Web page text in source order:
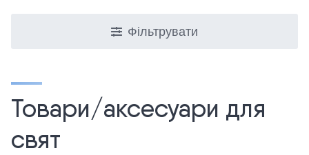
Фільтрувати
Товари/аксесуари для
свят